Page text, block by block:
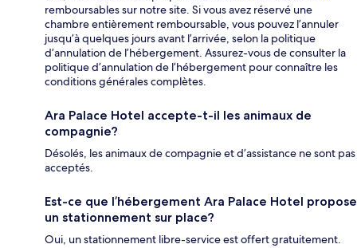
remboursables sur notre site. Si vous avez réservé une
chambre entièrement remboursable, vous pouvez l’annuler
jusqu’à quelques jours avant l’arrivée, selon la politique
d’annulation de l’hébergement. Assurez-vous de consulter la
politique d’annulation de l’hébergement pour connaître les
conditions générales complètes.
Ara Palace Hotel accepte-t-il les animaux de
compagnie?
Désolés, les animaux de compagnie et d’assistance ne sont pas
acceptés.
Est-ce que l’hébergement Ara Palace Hotel propose
un stationnement sur place?
Oui, un stationnement libre-service est offert gratuitement.